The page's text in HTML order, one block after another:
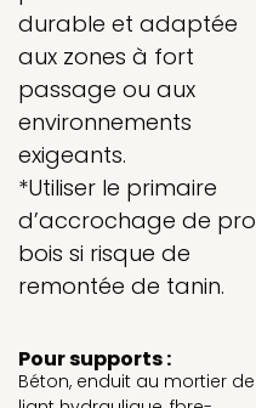
durable et adaptée
aux zones à fort
passage ou aux
environnements
exigeants.
*Utiliser le primaire
d’accrochage de pro
bois si risque de
remontée de tanin.
Pour supports :
Béton, enduit au mortier de